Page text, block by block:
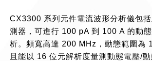
CX3300 系列元件電流波形分析儀包
測器，可進行 100 pA 到 100 A 的動
析。頻寬高達 200 MHz，動態範圍為
且能以 16 位元解析度量測動態電壓/動